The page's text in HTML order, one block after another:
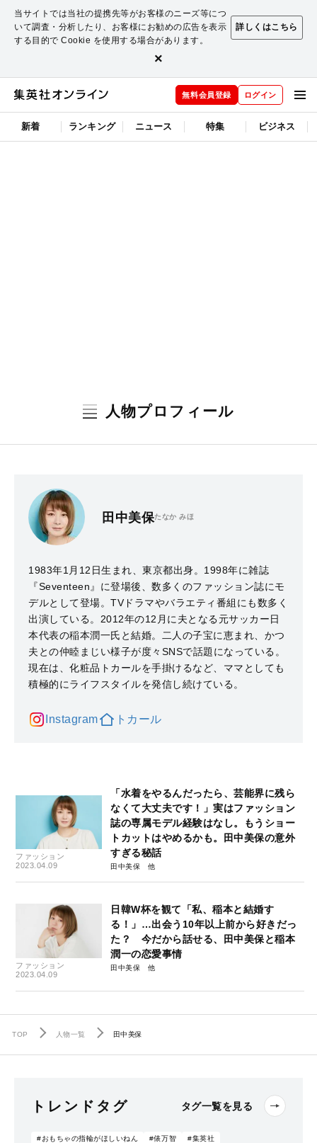
当サイトでは当社の提携先等がお客様のニーズ等につ
いて調査・分析したり、お客様にお勧めの広告を表示
する目的で Cookie を使用する場合があります。
詳しくはこちら
×
無料会員登録 ログイン
新着 ランキング ニュース 特集 ビジネス
人物プロフィール
田中美保たなか みほ
1983年1月12日生まれ、東京都出身。1998年に雑誌
『Seventeen』に登場後、数多くのファッション誌にモ
デルとして登場。TVドラマやバラエティ番組にも数多く
出演している。2012年の12月に夫となる元サッカー日
本代表の稲本潤一氏と結婚。二人の子宝に恵まれ、かつ
夫との仲睦まじい様子が度々SNSで話題になっている。
現在は、化粧品トカールを手掛けるなど、ママとしても
積極的にライフスタイルを発信し続けている。
Instagram トカール
ファッション
2023.04.09
「水着をやるんだったら、芸能界に残ら
なくて大丈夫です！」実はファッション
誌の専属モデル経験はなし。もうショー
トカットはやめるかも。田中美保の意外
すぎる秘話
田中美保
ファッション
2023.04.09
日韓W杯を観て「私、稲本と結婚す
る！」…出会う10年以上前から好きだっ
た？ 今だから話せる、田中美保と稲本
潤一の恋愛事情
田中美保
TOP 人物一覧 田中美保
トレンドタグ タグ一覧を見る
#おもちゃの指輪がほしいねん #俵万智
#集英社